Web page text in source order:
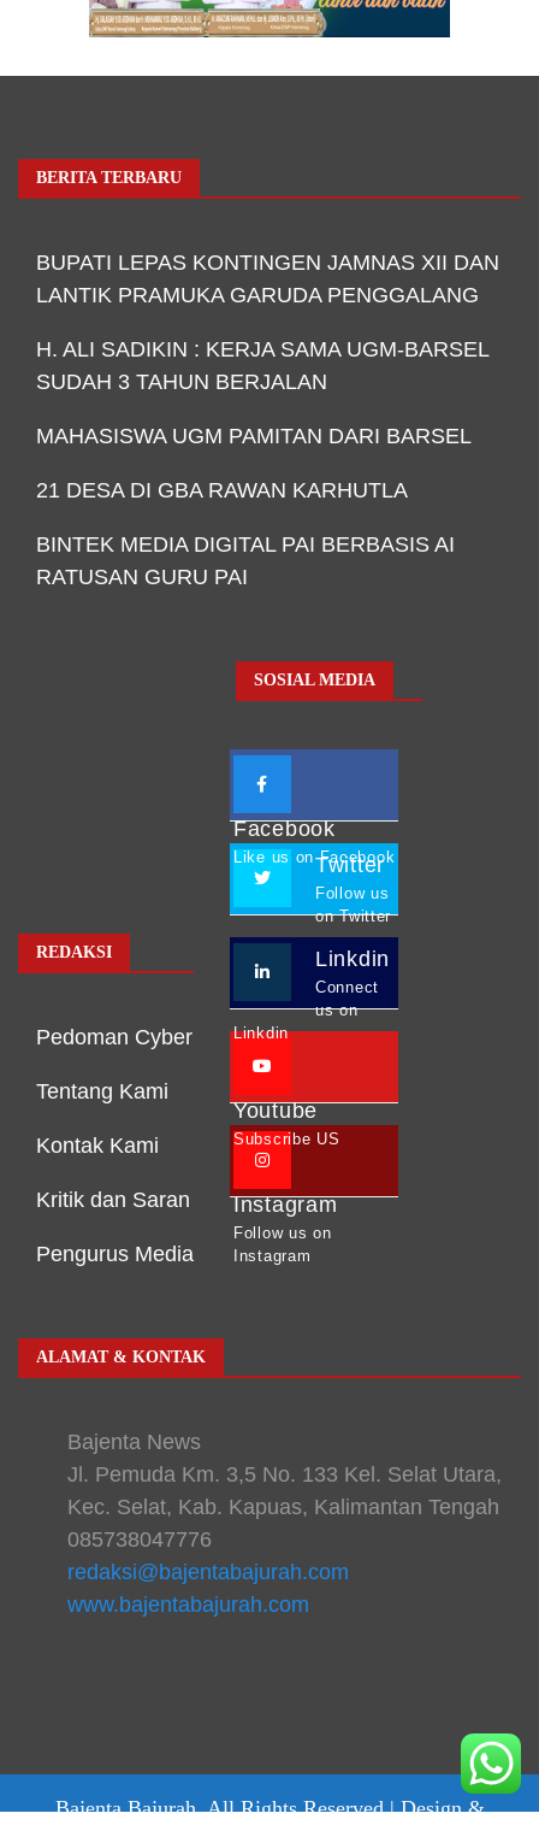
BERITA TERBARU
BUPATI LEPAS KONTINGEN JAMNAS XII DAN
LANTIK PRAMUKA GARUDA PENGGALANG
H. ALI SADIKIN : KERJA SAMA UGM-BARSEL
SUDAH 3 TAHUN BERJALAN
MAHASISWA UGM PAMITAN DARI BARSEL
21 DESA DI GBA RAWAN KARHUTLA
BINTEK MEDIA DIGITAL PAI BERBASIS AI
RATUSAN GURU PAI
REDAKSI
Pedoman Cyber
Tentang Kami
Kontak Kami
Kritik dan Saran
Pengurus Media
SOSIAL MEDIA
Facebook
Like us on Facebook
Twitter
Follow us
on Twitter
Linkdin
Connect
us on
Linkdin
Youtube
Subscribe US
Instagram
Follow us on
Instagram
ALAMAT & KONTAK
Bajenta News
Jl. Pemuda Km. 3,5 No. 133 Kel. Selat Utara,
Kec. Selat, Kab. Kapuas, Kalimantan Tengah
085738047776
redaksi@bajentabajurah.com
www.bajentabajurah.com
Bajenta Bajurah. All Rights Reserved |Design &